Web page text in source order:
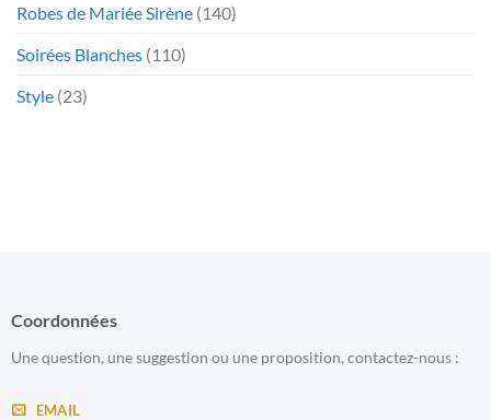
Robes de Mariée Sirène (140)
Soirées Blanches (110)
Style (23)
Coordonnées
Une question, une suggestion ou une proposition, contactez-nous :
EMAIL